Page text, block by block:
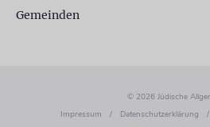
Gemeinden
© 2026 Jüdische
Impressum
/ Datenschutzerklärung /